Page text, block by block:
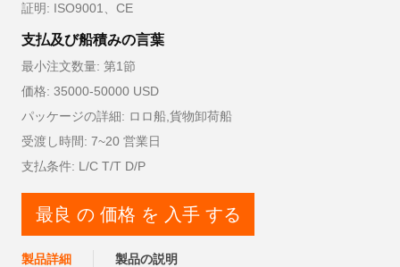
証明: ISO9001、CE
支払及び船積みの言葉
最小注文数量: 第1節
価格: 35000-50000 USD
パッケージの詳細: ロロ船,貨物卸荷船
受渡し時間: 7~20 営業日
支払条件: L/C T/T D/P
最良 の 価格 を 入手 する
製品詳細 製品の説明